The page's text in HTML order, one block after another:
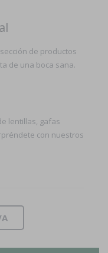
de productos
de una boca sana.
lentillas, gafas
con nuestros